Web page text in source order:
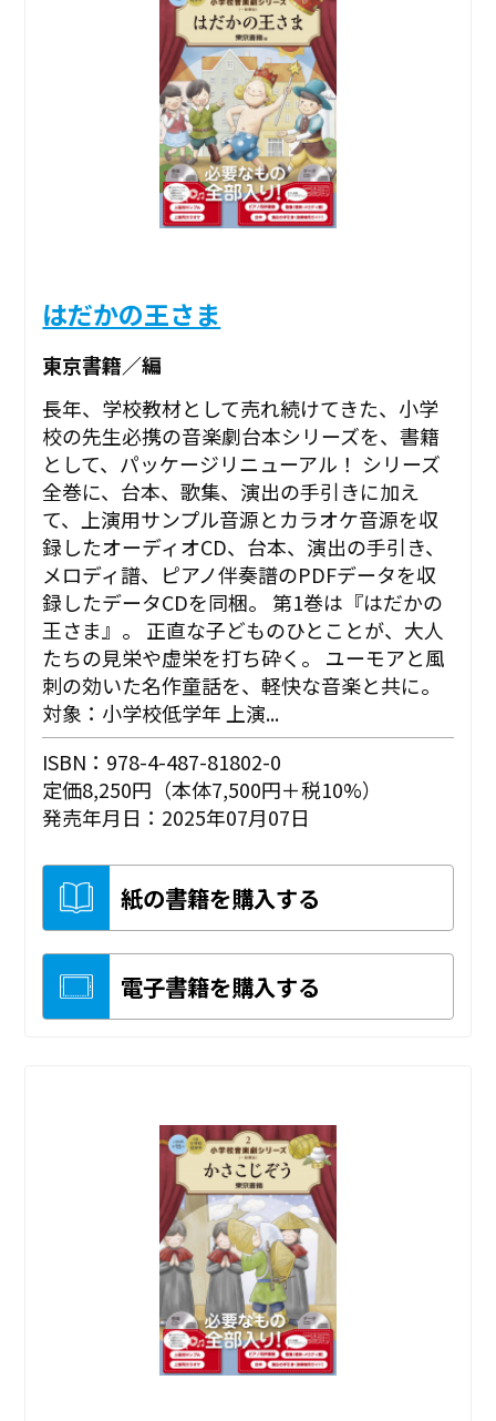
はだかの王さま
東京書籍／編
長年、学校教材として売れ続けてきた、小学
校の先生必携の音楽劇台本シリーズを、書籍
として、パッケージリニューアル！ シリーズ
全巻に、台本、歌集、演出の手引きに加え
て、上演用サンプル音源とカラオケ音源を収
録したオーディオCD、台本、演出の手引き、
メロディ譜、ピアノ伴奏譜のPDFデータを収
録したデータCDを同梱。 第1巻は『はだかの
王さま』。 正直な子どものひとことが、大人
たちの見栄や虚栄を打ち砕く。 ユーモアと風
刺の効いた名作童話を、軽快な音楽と共に。
対象：小学校低学年 上演...
ISBN：978-4-487-81802-0
定価8,250円（本体7,500円＋税10%）
発売年月日：2025年07月07日
紙の書籍を購入する
電子書籍を購入する